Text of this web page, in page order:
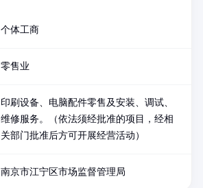
个体工商
零售业
印刷设备、电脑配件零售及安装、调试、
维修服务。（依法须经批准的项目，经相
关部门批准后方可开展经营活动）
南京市江宁区市场监督管理局